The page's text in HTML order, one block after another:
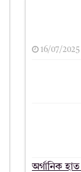
16/07/2025
অর্গানিক